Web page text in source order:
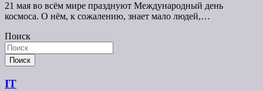
21 мая во всём мире празднуют Международный день
космоса. О нём, к сожалению, знает мало людей,…
Поиск
Поиск
IT